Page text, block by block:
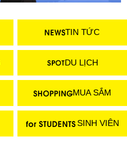
TIN TỨC
DU LỊCH
MUA SẮM
SINH VIÊN